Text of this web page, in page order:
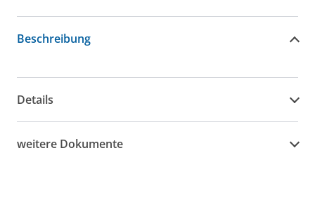
Beschreibung
Details
weitere Dokumente